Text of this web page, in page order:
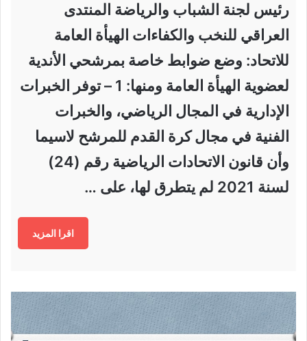
رئيس لجنة الشباب والرياضة المنتدى
العراقي للنخب والكفاءات الهيأة العامة
للاتحاد: وضع ضوابط خاصة بمرشحي الأندية
لعضوية الهيأة العامة ومنها: 1 – توفر الخبرات
الإدارية في المجال الرياضي، والخبرات
الفنية في مجال كرة القدم للمرشح لاسيما
وأن قانون الاتحادات الرياضية رقم (24)
لسنة 2021 لم يتطرق لها، على …
اقرا المزيد